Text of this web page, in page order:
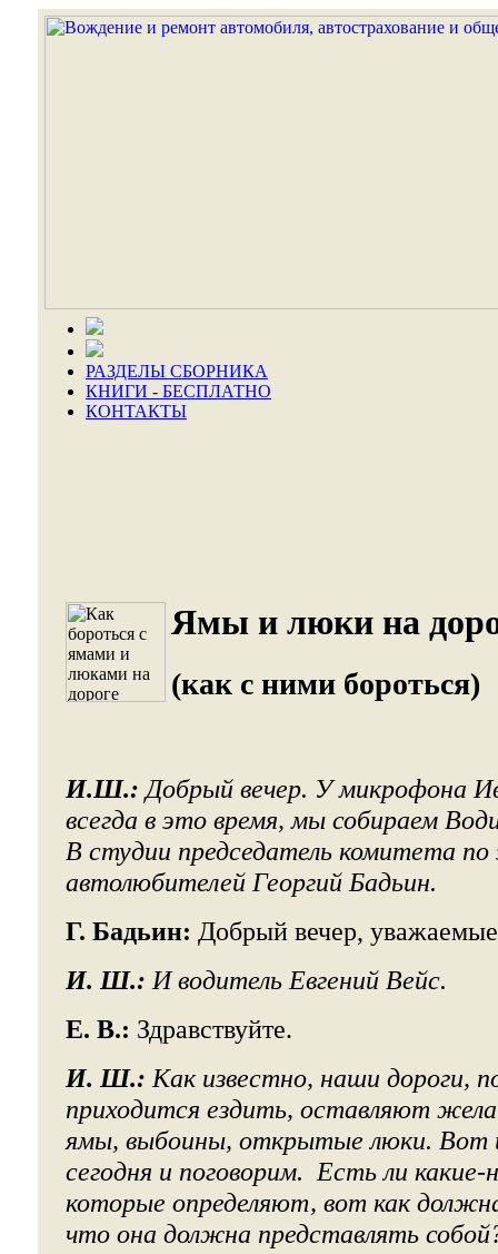
РАЗДЕЛЫ СБОРНИКА
КНИГИ - БЕСПЛАТНО
КОНТАКТЫ
Ямы и люки на
(как с ними бороться)
И.Ш.: Добрый вечер. У микрофона
всегда в это время, мы собираем
В студии председатель комитета
автолюбителей Георгий Бадьин.
Г. Бадьин: Добрый вечер,
И. Ш.: И водитель Евгений Вейс.
Е. В.: Здравствуйте.
И. Ш.: Как известно, наши дороги,
приходится ездить, оставляют
ямы, выбоины, открытые люки. Вот
сегодня и поговорим. Есть ли
которые определяют, вот как
что она должна представлять